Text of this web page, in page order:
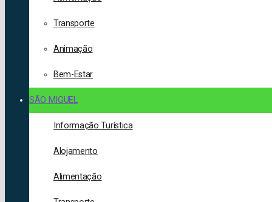
Transporte
Animação
Bem-Estar
SÃO MIGUEL
Informação Turística
Alojamento
Alimentação